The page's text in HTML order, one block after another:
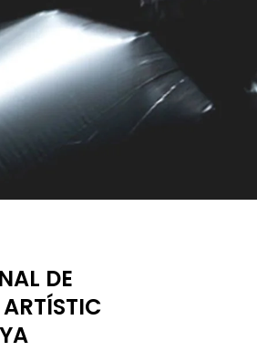
DE